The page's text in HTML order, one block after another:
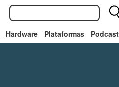
Hardware Plataformas Podcast